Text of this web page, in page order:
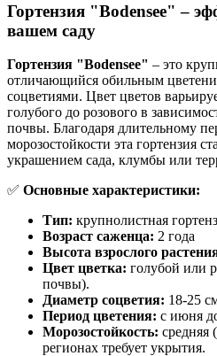
Гортензия "Bodensee" –
вашем саду
Гортензия "Bodensee" – это
отличающийся обильным
соцветиями. Цвет цветов
голубого до розового в
почвы. Благодаря длительному
морозостойкости эта гортензия
украшением сада, клумбы или
✅ Основные характеристики:
Тип: крупнолистная
Возраст саженца: 2 года
Высота взрослого
Цвет цветка: голубой или
почвы).
Диаметр соцветия: 18-25
Период цветения: с июня
Морозостойкость: средняя
регионах требует укрытия.